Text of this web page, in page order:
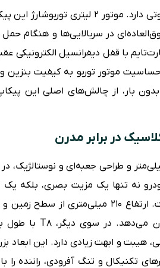
حساسیت موتور توربو به کیفیت
بار، از چالش‌های اصلی این
در برابر مدرن
۳ درب با طول ۳۶۲۵ میلی‌متر و طراحی جعبه‌ای و
نه تنها یک مزیت بصری، بلکه یک
باریک کوهستانی و جنگلی است. ارتفاع ۲۱۰
هیبت و ابهت زیادی دارد. این
تکنیکال و تنگ آفرودی، راننده را